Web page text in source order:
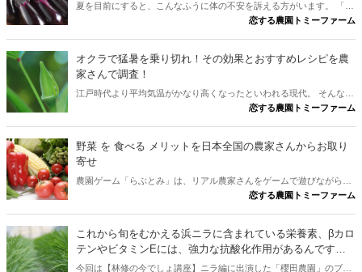
夏を目前にすると、こんなふうに体の不安を訴える方がいます。 「血
圧、ちょっと高めな感じなので、気をつけたいなー、太らないように
夏は汗かいちゃうので、少しとらないとね・・・。」そんな方は、こ
の記事読んでみてください。
恋する農園トミーファーム
オクラで猛暑を乗り切れ！その効果とおすすめレシピを農
家さんで調査！
江戸時代より平均気温がかなり高くなったといわれる現代。 そんな夏
を目前に年々、皆さんも憂鬱になったりしてませんか？ 疲れやすくな
った。 そんな夏のお悩みに効果が期待できるという旬の野菜がありま
す。そう、オクラです。今回は、オクラについてご紹介します。
恋する農園トミーファーム
野菜 を 食べる メリットを日本全国の農家さんからお取り
寄せ
農園ゲーム「らぶとみ」は、リアル農家さんをゲームで遊びながら応
援するサービスです。 農エンゲームで脳トレして入賞すると、リアル
です。 SNSでは、写真やレシピを公開したり、いろいろな 野菜 を 食
べる メリット を公開していきます。
恋する農園トミーファーム
これから旬をむかえる浜ニラに含まれている栄養素、βカロ
テンやビタミンEには、強力な抗酸化作用があるんです
よ。
今回は【林修の今でしょ講座】ニラ編に出演した「櫻田農園」のブラ